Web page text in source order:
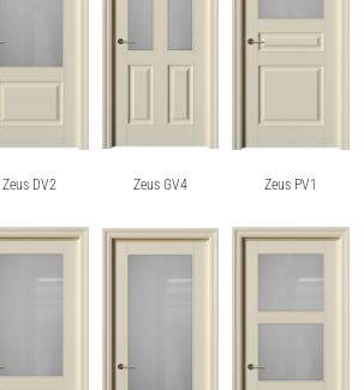
Zeus DV2 Zeus GV4 Zeus PV1